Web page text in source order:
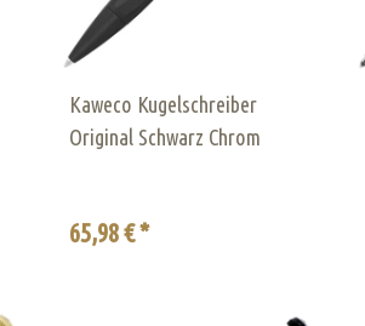
Kaweco Kugelschreiber
Original Schwarz Chrom
65,98 € *